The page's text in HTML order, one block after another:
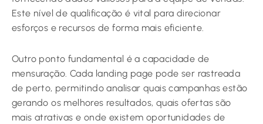
Este nível de qualificação é vital para direcionar
esforços e recursos de forma mais eficiente.
Outro ponto fundamental é a capacidade de
mensuração. Cada landing page pode ser rastreada
de perto, permitindo analisar quais campanhas estão
gerando os melhores resultados, quais ofertas são
mais atrativas e onde existem oportunidades de